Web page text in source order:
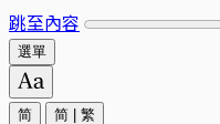
跳至內容
選單
简 简 繁